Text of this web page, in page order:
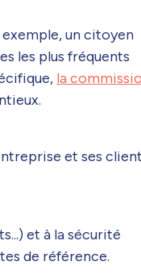
un citoyen
les plus fréquents
la
et ses
et à la sécurité
de référence.